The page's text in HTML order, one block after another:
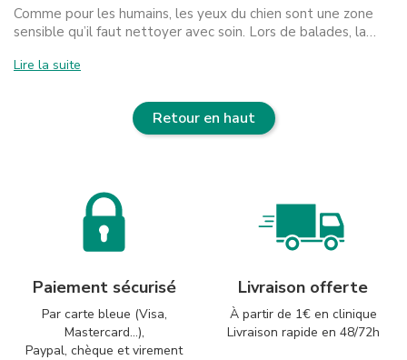
Comme pour les humains, les yeux du chien sont une zone
sensible qu’il faut nettoyer avec soin. Lors de balades, la…
Lire la suite
Retour en haut
Paiement sécurisé
Par carte bleue (Visa,
Mastercard...),
Paypal, chèque et virement
Livraison offerte
À partir de 1€ en clinique
Livraison rapide en 48/72h